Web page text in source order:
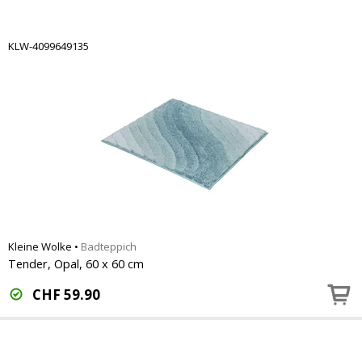
KLW-4099649135
Kleine Wolke • Badteppich
Tender, Opal, 60 x 60 cm
CHF 59.90